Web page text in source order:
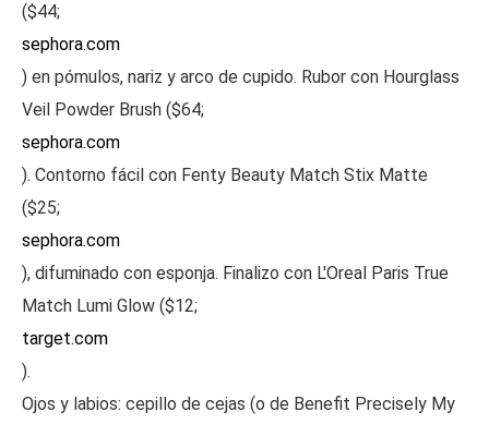
($44;
sephora.com
) en pómulos, nariz y arco de cupido. Rubor con Hourglass
Veil Powder Brush ($64;
sephora.com
). Contorno fácil con Fenty Beauty Match Stix Matte
($25;
sephora.com
), difuminado con esponja. Finalizo con L'Oreal Paris True
Match Lumi Glow ($12;
target.com
).
Ojos y labios: cepillo de cejas (o de Benefit Precisely My